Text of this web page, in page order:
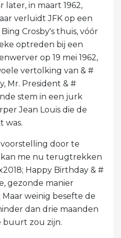
later, in maart 1962,
verluidt JFK op een
Crosby's thuis, vóór
optreden bij een
op 19 mei 1962,
vertolking van & #
Mr. President & #
stem in een jurk
Jean Louis die de
was.
door te
kan me nu terugtrekken
Happy Birthday & #
gezonde manier
Maar weinig besefte de
dan drie maanden
buurt zou zijn.